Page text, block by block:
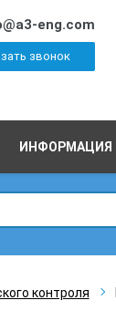
eng.com
звонок
ИНФОРМАЦИЯ
контроля